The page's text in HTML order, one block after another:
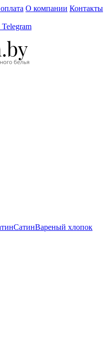
О компании Контакты
СатинВареный хлопок